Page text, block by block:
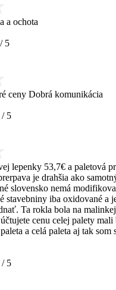
a ochota
/ 5
ceny Dobrá komunikácia
/ 5
lepenky 53,7€ a paletová
je drahšia ako
slovensko nemá
stavebniny iba oxidované a
Ta rokla bola na
cenu celej palety mali
a celá paleta aj tak som
/ 5